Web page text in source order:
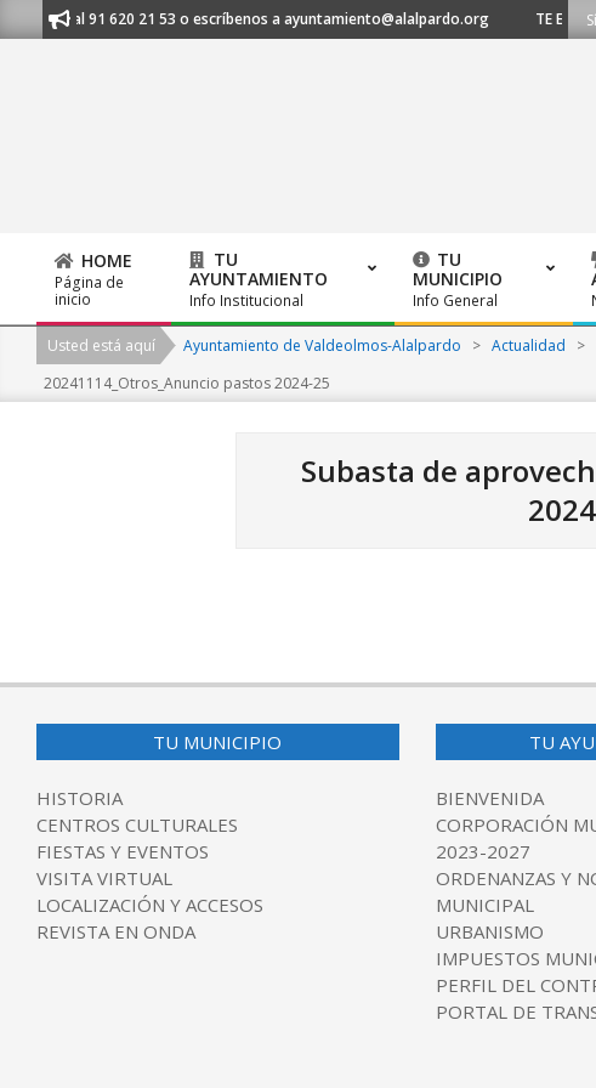
to
Llámanos al 91 620 21 53 o escríbenos a ayuntamiento@alalpardo.org TE
Primary
Navigation
Menu
HOME
Página de
inicio
TU
AYUNTAMIENTO
Info Institucional
TU
MUNICIPIO
Info General
Usted está aquí Ayuntamiento de Valdeolmos-Alalpardo > Actualidad >
20241114_Otros_Anuncio pastos 2024-25
Subasta de
11-
TU MUNICIPIO
HISTORIA
CENTROS CULTURALES
FIESTAS Y EVENTOS
VISITA VIRTUAL
LOCALIZACIÓN Y ACCESOS
REVISTA EN ONDA
TU
BIENVENIDA
CORPORACIÓN
2023-2027
ORDENANZAS Y
MUNICIPAL
URBANISMO
IMPUESTOS
PERFIL DEL
PORTAL DE